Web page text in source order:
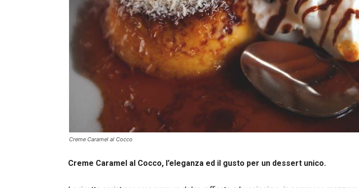
Creme Caramel al Cocco
Creme Caramel al Cocco, l’eleganza ed il gusto per un dessert unico.